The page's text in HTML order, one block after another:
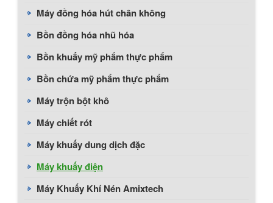
Máy đồng hóa hút chân không
Bồn đồng hóa nhũ hóa
Bồn khuấy mỹ phẩm thực phẩm
Bồn chứa mỹ phẩm thực phẩm
Máy trộn bột khô
Máy chiết rót
Máy khuấy dung dịch đặc
Máy khuấy điện
Máy Khuấy Khí Nén Amixtech